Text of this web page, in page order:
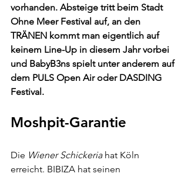
vorhanden. Absteige tritt beim Stadt
Ohne Meer Festival auf, an den
TRÄNEN kommt man eigentlich auf
keinem Line-Up in diesem Jahr vorbei
und BabyB3ns spielt unter anderem auf
dem PULS Open Air oder DASDING
Festival.
Moshpit-Garantie
Die Wiener Schickeria hat Köln
erreicht. BIBIZA hat seinen